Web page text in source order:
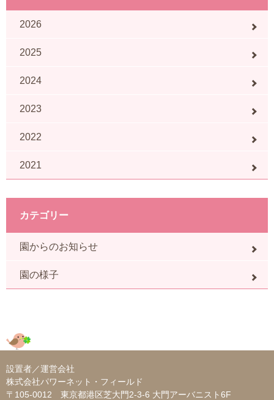
2026
2025
2024
2023
2022
2021
カテゴリー
園からのお知らせ
園の様子
設置者／運営会社
株式会社パワーネット・フィールド
〒105-0012 東京都港区芝大門2-3-6 大門アーバニスト6F